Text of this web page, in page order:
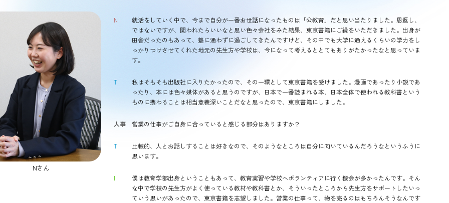
Nさん
N
就活をしていく中で、今まで自分が一番お世話になったものは「公教育」だと思い当たりました。恩返し、
ではないですが、関われたらいいなと思い色々会社をみた結果、東京書籍にご縁をいただきました。出身が
田舎だったのもあって、塾に通わずに過ごしてきたんですけど、その中でも大学に通えるくらいの学力をし
っかりつけさせてくれた地元の先生方や学校は、今になって考えるととてもありがたかったなと思っていま
す。
T
私はそもそも出版社に入りたかったので、その一環として東京書籍を受けました。漫画であったり小説であ
ったり、本には色々媒体があると思うのですが、日本で一番読まれる本、日本全体で使われる教科書という
ものに携わることは相当意義深いことだなと思ったので、東京書籍にしました。
人事 営業の仕事がご自身に合っていると感じる部分はありますか？
T
比較的、人とお話しすることは好きなので、そのようなところは自分に向いているんだろうなというふうに
思います。
I
僕は教育学部出身ということもあって、教育実習や学校へボランティアに行く機会が多かったんです。そん
な中で学校の先生方がよく使っている教材や教科書とか、そういったところから先生方をサポートしたいっ
ていう思いがあったので、東京書籍を志望しました。営業の仕事って、物を売るのはもちろんそうなんです